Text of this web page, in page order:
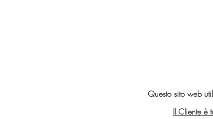
Questo sito web
Il Cliente è